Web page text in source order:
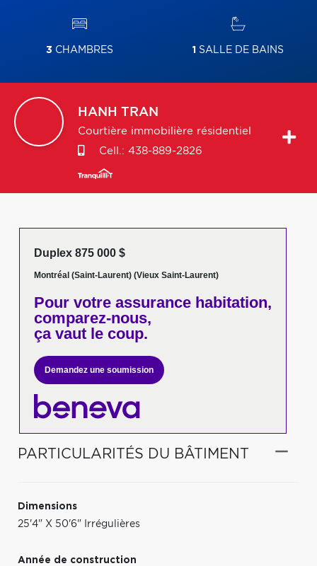
3 CHAMBRES 1 SALLE DE BAINS
HANH TRAN
Courtière immobilière résidentiel
Cell.: 438-889-2826
Duplex 875 000 $
Montréal (Saint-Laurent) (Vieux Saint-Laurent)
Pour votreassurance habitation,
comparez-nous,
ça vaut le coup.
Demandez une soumission
PARTICULARITÉS DU BÂTIMENT
Dimensions
25'4" X 50'6" Irrégulières
Année de construction